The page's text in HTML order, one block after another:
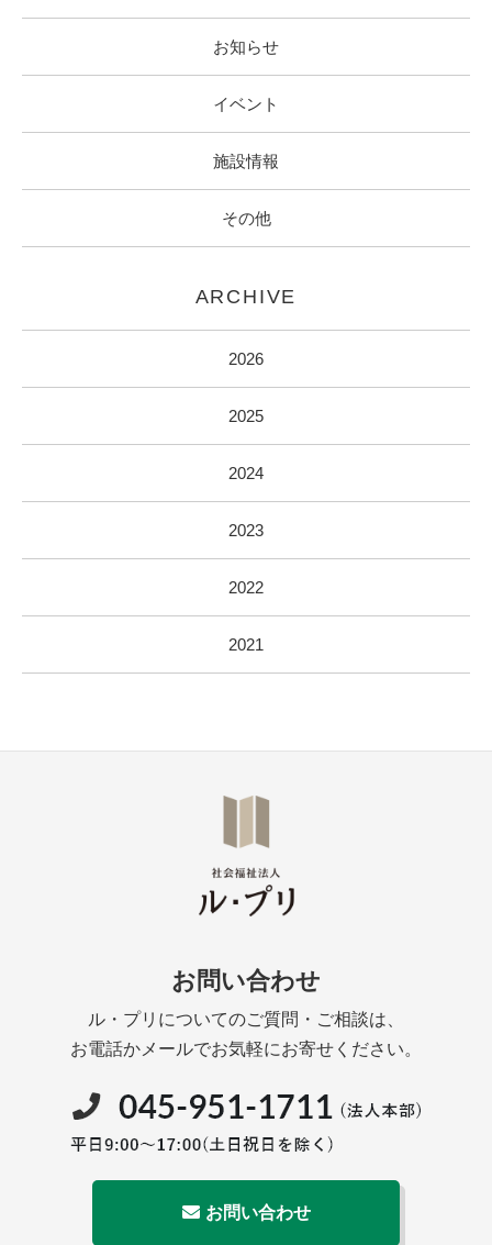
お知らせ
イベント
施設情報
その他
ARCHIVE
2026
2025
2024
2023
2022
2021
お問い合わせ
ル・プリについてのご質問・ご相談は、
お電話かメールでお気軽にお寄せください。
お問い合わせ